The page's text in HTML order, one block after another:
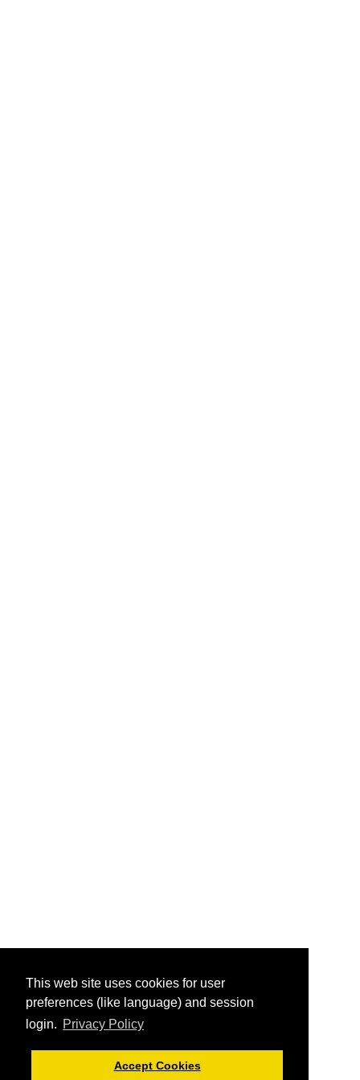
This web site uses cookies for user
preferences (like language) and session
login. Privacy Policy
Accept Cookies